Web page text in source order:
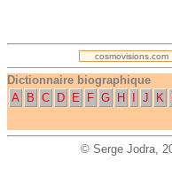
.
cosmovisions.com
Dictionnaire biographique
A
B C D E F G H J K
© Serge Jodra,